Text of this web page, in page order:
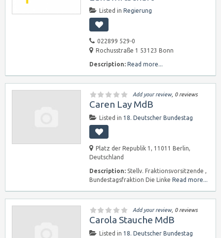
Listed in Regierung
022899 529-0
Rochusstraße 1 53123 Bonn
Description: Read more...
Add your review, 0 reviews
Caren Lay MdB
Listed in 18. Deutscher Bundestag
Platz der Republik 1, 11011 Berlin,
Deutschland
Description: Stellv. Fraktionsvorsitzende ,
Bundestagsfraktion Die Linke Read more...
Add your review, 0 reviews
Carola Stauche MdB
Listed in 18. Deutscher Bundestag